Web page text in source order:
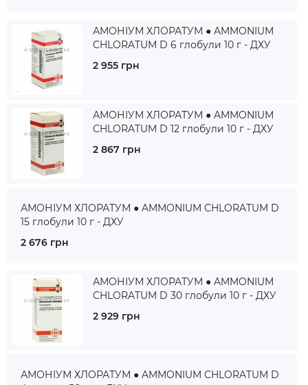
АМОНІУМ ХЛОРАТУМ ● AMMONIUM
CHLORATUM D 6 глобули 10 г - ДХУ
2 955 грн
АМОНІУМ ХЛОРАТУМ ● AMMONIUM
CHLORATUM D 12 глобули 10 г - ДХУ
2 867 грн
АМОНІУМ ХЛОРАТУМ ● AMMONIUM CHLORATUM D
15 глобули 10 г - ДХУ
2 676 грн
АМОНІУМ ХЛОРАТУМ ● AMMONIUM
CHLORATUM D 30 глобули 10 г - ДХУ
2 929 грн
АМОНІУМ ХЛОРАТУМ ● AMMONIUM CHLORATUM D